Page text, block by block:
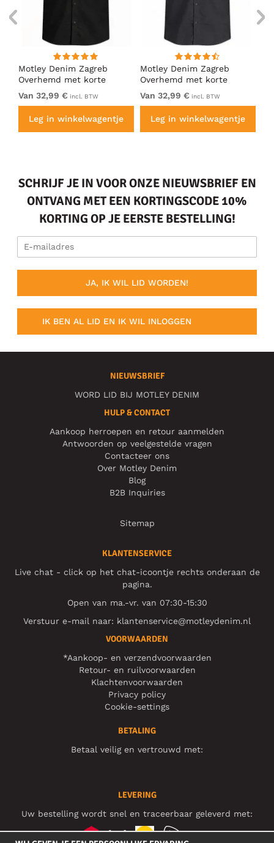
Motley Denim Zagreb
Overhemd met korte
mouw Zwart
Van 32,99 € incl. BTW
Leg in winkelwagentje
Motley Denim Zagreb
Overhemd met korte
mouw Antraciet
Van 32,99 € incl. BTW
Leg in winkelwagentje
SCHRIJF JE IN VOOR ONZE NIEUWSBRIEF EN
ONTVANG MET EEN KORTINGSCODE 10%
KORTING OP JE EERSTE BESTELLING!
JA, IK WIL LID WORDEN!
IK BEN AL LID EN IK WIL INLOGGEN
NIEUWSBRIEF
WORD LID BIJ MOTLEY DENIM
HULP & CONTACT
Aankoop herroepen en retour aanmelden
Antwoorden op veelgestelde vragen
Contacteer ons
Over Motley Denim
Blog
B2B Inquiries
Sitemap
KLANTENSERVICE
Live chat - click op het chat-icoontje rechts onderaan de
pagina.
Open van ma.-vr. van 07:30-15:30
Verstuur e-mail naar: klantenservice@motleydenim.nl
VOORWAARDEN
*Aankoop- en verzendvoorwaarden
Retour- en ruilvoorwaarden
Klachtenvoorwaarden
Privacy policy
Cookie-settings
BETALING
Betaal veilig en vertrouwd met:
LEVERING
Uw bestelling wordt snel en traceerbaar geleverd met: